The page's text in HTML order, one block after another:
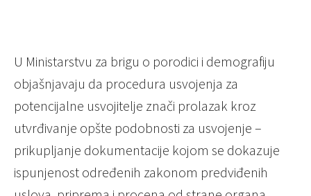
U Ministarstvu za brigu o porodici i demografiju
objašnjavaju da procedura usvojenja za
potencijalne usvojitelje znači prolazak kroz
utvrđivanje opšte podobnosti za usvojenje –
prikupljanje dokumentacije kojom se dokazuje
ispunjenost određenih zakonom predviđenih